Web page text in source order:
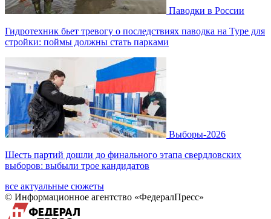
Паводки в России
Гидротехник бьет тревогу о последствиях паводка на Туре для
стройки: поймы должны стать парками
Выборы-2026
Шесть партий дошли до финального этапа свердловских
выборов: выбыли трое кандидатов
все актуальные сюжеты
© Информационное агентство «ФедералПресс»